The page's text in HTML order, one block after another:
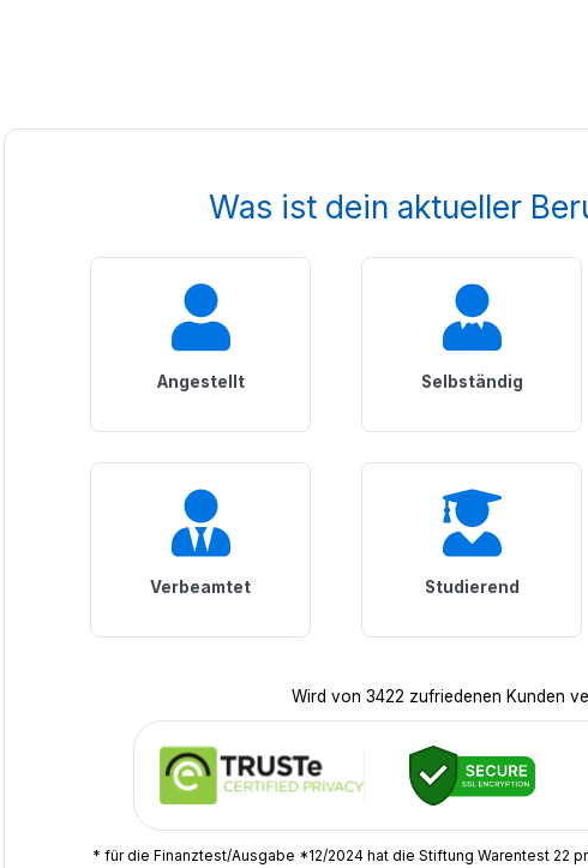
Was ist dein aktueller
Angestellt Selbständig
Verbeamtet Studierend
Wird von 3422 zufriedenen Kunden
* für die Finanztest/Ausgabe *12/2024 hat die Stiftung Warentest 22